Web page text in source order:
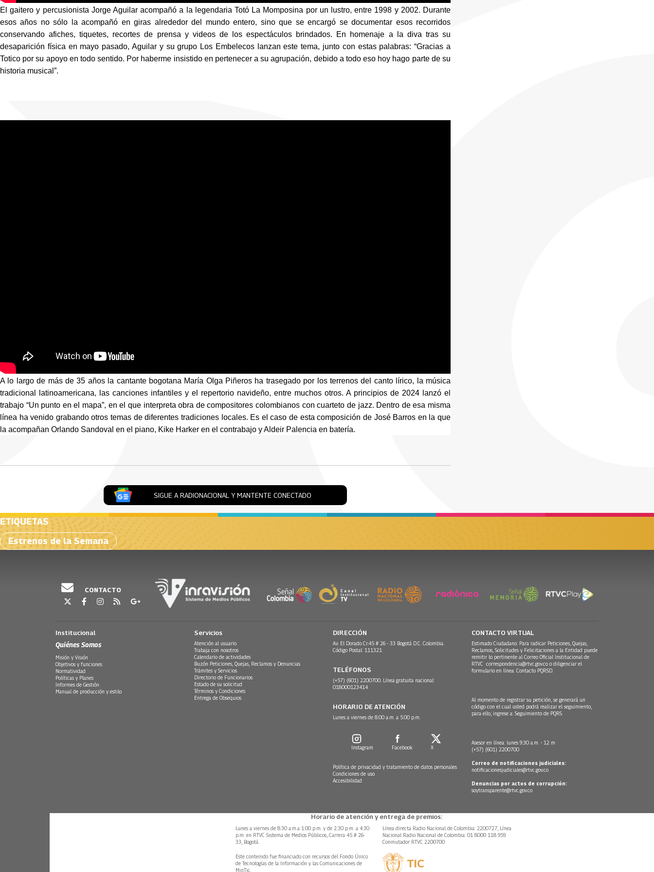
El gaitero y percusionista Jorge Aguilar acompañó a la legendaria Totó La Momposina por un lustro, entre 1998 y 2002. Durante
esos años no sólo la acompañó en giras alrededor del mundo entero, sino que se encargó se documentar esos recorridos
conservando afiches, tiquetes, recortes de prensa y videos de los espectáculos brindados. En homenaje a la diva tras su
desaparición física en mayo pasado, Aguilar y su grupo Los Embelecos lanzan este tema, junto con estas palabras: “Gracias a
Totico por su apoyo en todo sentido. Por haberme insistido en pertenecer a su agrupación, debido a todo eso hoy hago parte de su
historia musical”.
“Paloma morena”, María Olga Piñeros
A lo largo de más de 35 años la cantante bogotana María Olga Piñeros ha trasegado por los terrenos del canto lírico, la música
tradicional latinoamericana, las canciones infantiles y el repertorio navideño, entre muchos otros. A principios de 2024 lanzó el
trabajo “Un punto en el mapa”, en el que interpreta obra de compositores colombianos con cuarteto de jazz. Dentro de esa misma
línea ha venido grabando otros temas de diferentes tradiciones locales. Es el caso de esta composición de José Barros en la que
la acompañan Orlando Sandoval en el piano, Kike Harker en el contrabajo y Aldeir Palencia en batería.
SIGUE A RADIONACIONAL Y MANTENTE CONECTADO
ETIQUETAS
Estrenos de la Semana
CONTACTO
Institucional
Quiénes Somos
Misión y Visión
Objetivos y funciones
Normatividad
Políticas y Planes
Informes de Gestión
Manual de producción y estilo
Servicios
Atención al usuario
Trabaja con nosotros
Calendario de actividades
Buzón Peticiones, Quejas, Reclamos y Denuncias
Trámites y Servicios
Directorio de Funcionarios
Estado de su solicitud
Términos y Condiciones
Entrega de Obsequios
DIRECCIÓN
Av. El Dorado Cr.45 # 26 - 33 Bogotá D.C. Colombia.
Código Postal: 111321
TELÉFONOS
(+57) (601) 2200700. Línea gratuita nacional:
018000123414
HORARIO DE ATENCIÓN
Lunes a viernes de 8:00 a.m. a 5:00 p.m.
Instagram Facebook X
Política de privacidad y tratamiento de datos personales
Condiciones de uso
Accesibilidad
CONTACTO VIRTUAL
Estimado Ciudadano: Para radicar Peticiones, Quejas,
Reclamos, Solicitudes y Felicitaciones a la Entidad puede
remitir lo pertinente al Correo Oficial Institucional de
RTVC correspondencia@rtvc.gov.co o diligenciar el
formulario en línea: Contacto PQRSD.
Al momento de registrar su petición, se generará un
código con el cual usted podrá realizar el seguimiento,
para ello, ingrese a: Seguimiento de PQRS
Asesor en línea: lunes 9:30 a.m. - 12 m
(+57) (601) 2200700
Correo de notificaciones judiciales:
notificacionesjudiciales@rtvc.gov.co
Denuncias por actos de corrupción:
soytransparente@rtvc.gov.co
Horario de atención y entrega de premios:
Lunes a viernes de 8:30 a.m.a 1:00 p.m. y de 2:30 p.m. a 4:30
p.m. en RTVC Sistema de Medios Públicos, Carrera 45 # 26-
33, Bogotá.
Línea directa Radio Nacional de Colombia: 2200727, Línea
Nacional Radio Nacional de Colombia: 01 8000 118 959.
Conmutador RTVC 2200700
Este contenido fue financiado con recursos del Fondo Único
de Tecnologías de la Información y las Comunicaciones de
MinTic.